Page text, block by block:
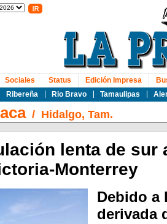
Ribereña Rio Bravo Tamaulipas
Sociales Status Edición Impresa
/ Hidalgo, Tam.
lenta de sur
Monterrey
Debido a
derivada